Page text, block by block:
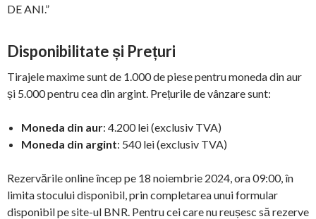
DE ANI.”
Disponibilitate și Prețuri
Tirajele maxime sunt de 1.000 de piese pentru moneda din aur
și 5.000 pentru cea din argint. Prețurile de vânzare sunt:
Moneda din aur: 4.200 lei (exclusiv TVA)
Moneda din argint: 540 lei (exclusiv TVA)
Rezervările online încep pe 18 noiembrie 2024, ora 09:00, în
limita stocului disponibil, prin completarea unui formular
disponibil pe site-ul BNR. Pentru cei care nu reușesc să rezerve